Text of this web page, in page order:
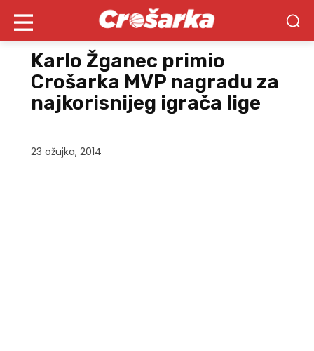
Karlo Žganec primio
Crošarka MVP nagradu za
najkorisnijeg igrača lige
23 ožujka, 2014